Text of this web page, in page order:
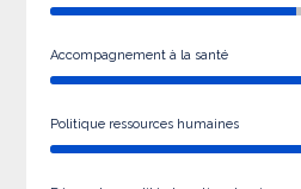
Accompagnement à la santé
Politique ressources humaines